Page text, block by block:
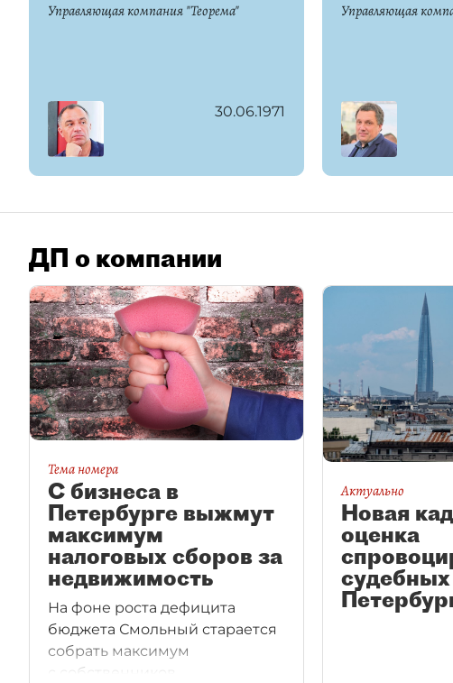
Управляющая компания "Теорема"
30.06.1971
Управляющая
ДП о компании
Тема номера
С бизнеса в
Петербурге выжмут
максимум
налоговых сборов за
недвижимость
На фоне роста дефицита
бюджета Смольный старается
собрать максимум
с собственников
Актуально
Новая
оценка